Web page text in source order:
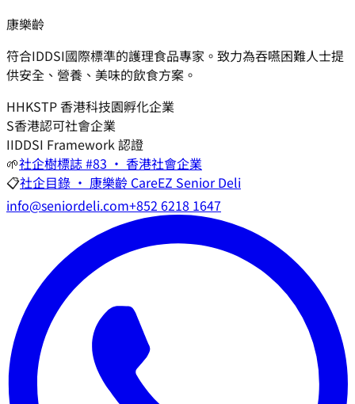
康樂齡
符合IDDSI國際標準的護理食品專家。致力為吞嚥困難人士提
供安全、營養、美味的飲食方案。
HHKSTP 香港科技園孵化企業
S香港認可社會企業
IIDDSI Framework 認證
🌱社企樹標誌 #83 · 香港社會企業
📋社企目錄 · 康樂齡 CareEZ Senior Deli
info@seniordeli.com+852 6218 1647